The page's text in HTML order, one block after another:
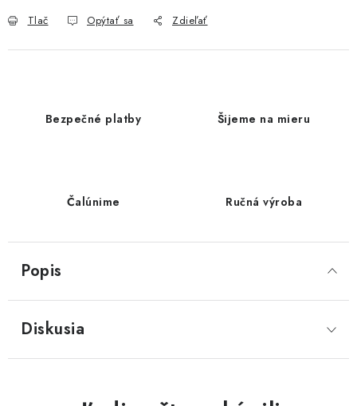
Tlač Opýtať sa Zdieľať
Bezpečné platby Šijeme na mieru
Čalúnime Ručná výroba
Popis
Diskusia